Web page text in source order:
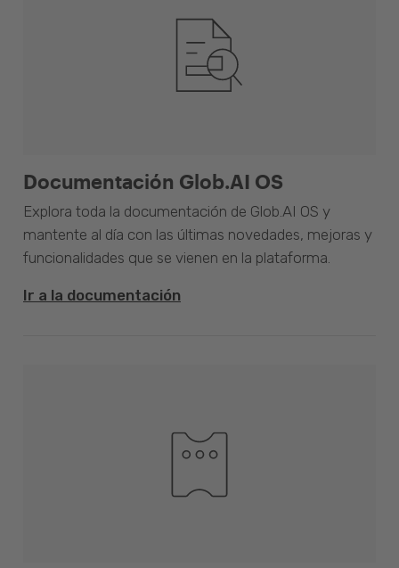
Documentación Glob.AI OS
Explora toda la documentación de Glob.AI OS y
mantente al día con las últimas novedades, mejoras y
funcionalidades que se vienen en la plataforma.
Ir a la documentación